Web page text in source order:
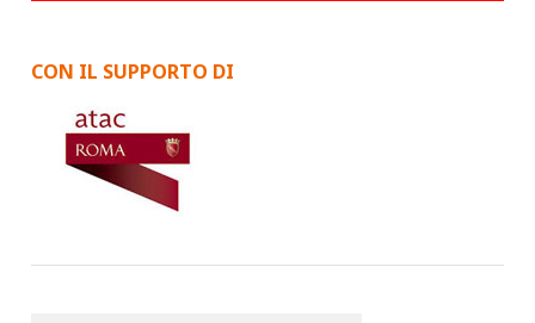
CON IL SUPPORTO DI